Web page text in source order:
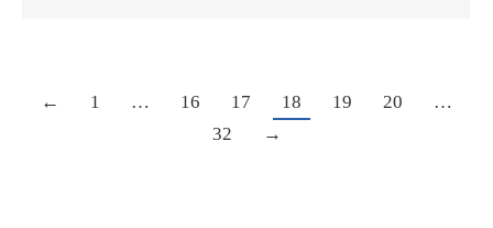
← 1 … 16 17 18 19 20
…
32
→